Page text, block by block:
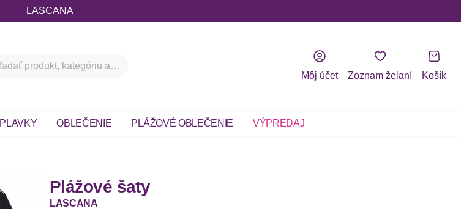
LASCANA
Môj účet Zoznam želaní Košík
PLAVKY OBLEČENIE PLÁŽOVÉ OBLEČENIE VÝPREDAJ
Plážové šaty
LASCANA